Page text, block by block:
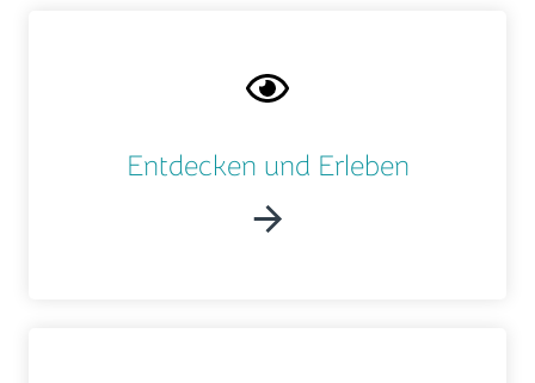
Entdecken und Erleben